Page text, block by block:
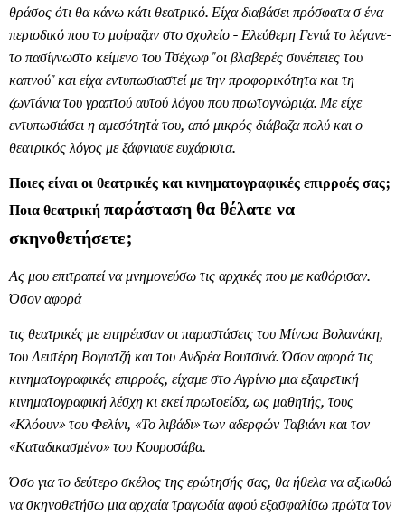
θράσος ότι θα κάνω κάτι θεατρικό. Είχα διαβάσει πρόσφατα σ ένα
περιοδικό που το μοίραζαν στο σχολείο - Ελεύθερη Γενιά το λέγανε-
το πασίγνωστο κείμενο του Τσέχωφ "οι βλαβερές συνέπειες του
καπνού" και είχα εντυπωσιαστεί με την προφορικότητα και τη
ζωντάνια του γραπτού αυτού λόγου που πρωτογνώριζα. Με είχε
εντυπωσιάσει η αμεσότητά του, από μικρός διάβαζα πολύ και ο
θεατρικός λόγος με ξάφνιασε ευχάριστα.
Ποιες είναι οι θεατρικές και κινηματογραφικές επιρροές σας;
Ποια θεατρικήπαράσταση θα θέλατε να
σκηνοθετήσετε;
Ας μου επιτραπεί να μνημονεύσω τις αρχικές που με καθόρισαν.
Όσον αφορά
τις θεατρικές με επηρέασαν οι παραστάσεις του Μίνωα Βολανάκη,
του Λευτέρη Βογιατζή και του Ανδρέα Βουτσινά. Όσον αφορά τις
κινηματογραφικές επιρροές, είχαμε στο Αγρίνιο μια εξαιρετική
κινηματογραφική λέσχη κι εκεί πρωτοείδα, ως μαθητής, τους
«Κλόουν» του Φελίνι, «Το λιβάδι» των αδερφών Ταβιάνι και τον
«Καταδικασμένο» του Κουροσάβα.
Όσο για το δεύτερο σκέλος της ερώτησής σας, θα ήθελα να αξιωθώ
να σκηνοθετήσω μια αρχαία τραγωδία αφού εξασφαλίσω πρώτα τον